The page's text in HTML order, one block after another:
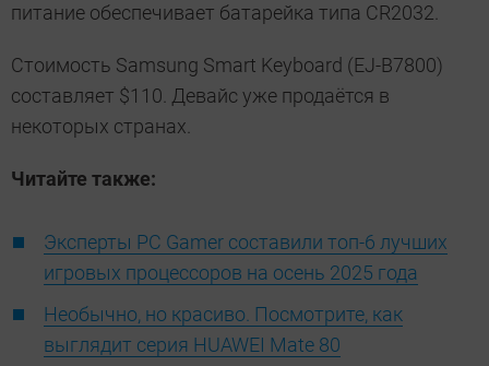
питание обеспечивает батарейка типа CR2032.
Стоимость Samsung Smart Keyboard (EJ-B7800)
составляет $110. Девайс уже продаётся в
некоторых странах.
Читайте также:
Эксперты PC Gamer составили топ-6 лучших
игровых процессоров на осень 2025 года
Необычно, но красиво. Посмотрите, как
выглядит серия HUAWEI Mate 80